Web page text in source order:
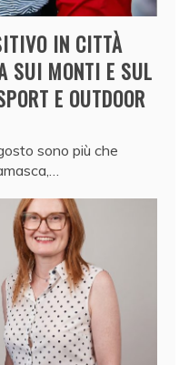
IN CITTÀ
SUI MONTI E SUL
E OUTDOOR
sono più che